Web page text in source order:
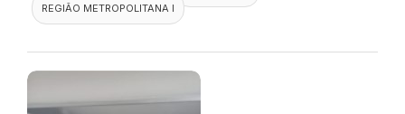
REGIÃO METROPOLITANA I